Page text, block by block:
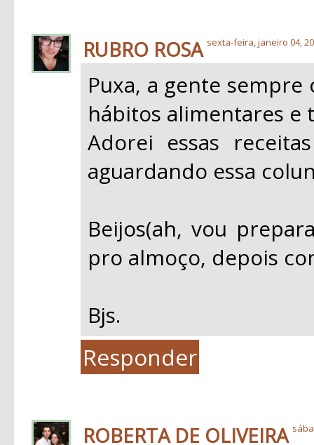
RUBRO ROSA sexta-feira, janeiro 04,
Puxa, a gente
hábitos alimentares e
Adorei essas
aguardando essa
Beijos(ah, vou
pro almoço, depois
Bjs.
Responder
ROBERTA DE OLIVEIRA